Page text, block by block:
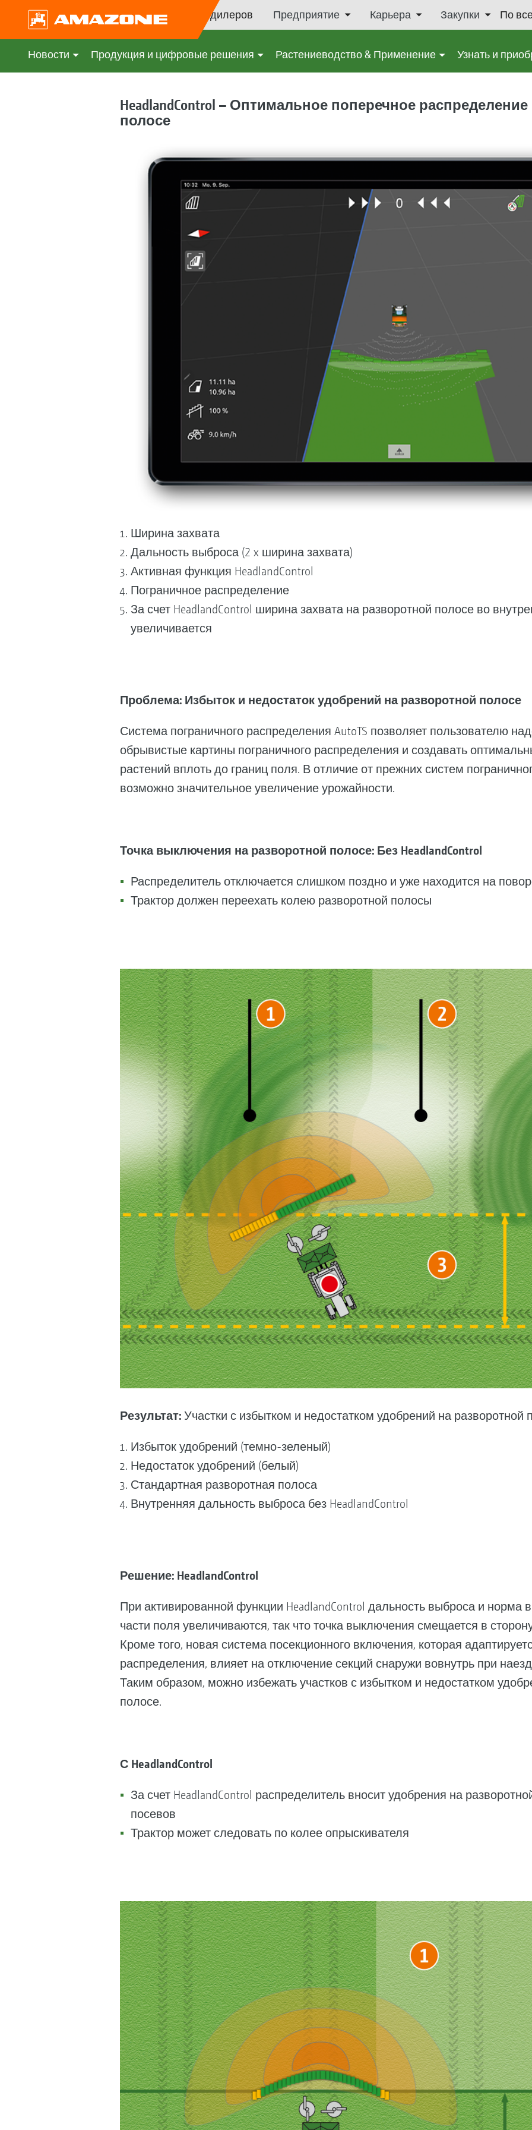
Поиск дилеров Предприятие Карьера Закупки По
Новости Продукция и цифровые решения Растениеводство & Применение Узнать и
HeadlandControl – Оптимальное поперечное
полосе
Ширина захвата
Дальность выброса (2 x ширина захвата)
Активная функция HeadlandControl
Пограничное распределение
За счет HeadlandControl ширина захвата на разворотной полосе во
увеличивается
Проблема: Избыток и недостаток удобрений на разворотной полосе
Система пограничного распределения AutoTS позволяет пользователю
обрывистые картины пограничного распределения и создавать
растений вплоть до границ поля. В отличие от прежних систем
возможно значительное увеличение урожайности.
Точка выключения на разворотной полосе: Без HeadlandControl
Распределитель отключается слишком поздно и уже находится на
Трактор должен переехать колею разворотной полосы
Результат:Участки с избытком и недостатком удобрений на разворотной
Избыток удобрений (темно-зеленый)
Недостаток удобрений (белый)
Стандартная разворотная полоса
Внутренняя дальность выброса без HeadlandControl
Решение: HeadlandControl
При активированной функции HeadlandControl дальность выброса и норма
части поля увеличиваются, так что точка выключения смещается в
Кроме того, новая система посекционного включения, которая
распределения, влияет на отключение секций снаружи вовнутрь при
Таким образом, можно избежать участков с избытком и недостатком
полосе.
С HeadlandControl
За счет HeadlandControl распределитель вносит удобрения на
посевов
Трактор может следовать по колее опрыскивателя